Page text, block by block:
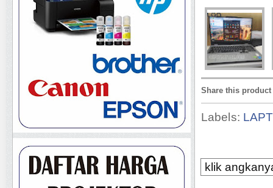
Share this product
Labels:
klik